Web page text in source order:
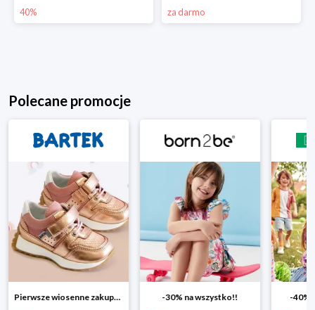
40% za darmo
Polecane promocje
-30% na wszystko!! -40% na drugą sztukę